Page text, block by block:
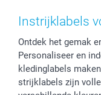
Herroepingsrecht
Privacy
Cookiebeleid
Reviews
Prijslijst
Mijn orderstatus
smartbonus
smartfriends
Affiliate
Baby
Moederdag
Vaderdag
Huwelijk
Instrijklabels
Ontdek het gemak
Personaliseer en
kledinglabels
strijklabels zijn